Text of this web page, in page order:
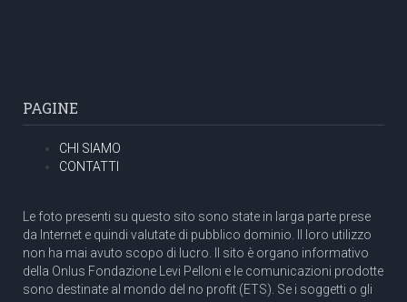
PAGINE
CHI SIAMO
CONTATTI
Le foto presenti su questo sito sono state in larga parte prese
da Internet e quindi valutate di pubblico dominio. Il loro utilizzo
non ha mai avuto scopo di lucro. Il sito è organo informativo
della Onlus Fondazione Levi Pelloni e le comunicazioni prodotte
sono destinate al mondo del no profit (ETS). Se i soggetti o gli